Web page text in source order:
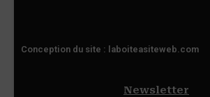
Conception du site : laboiteasiteweb.com
Newsletter